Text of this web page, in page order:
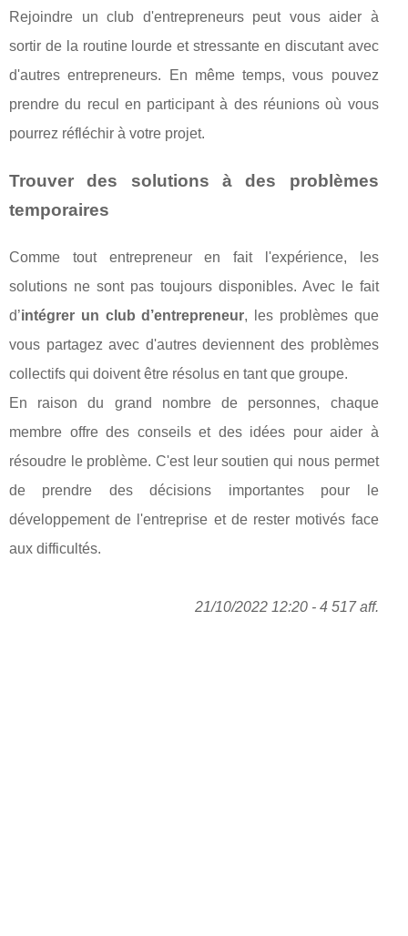
Rejoindre un club d'entrepreneurs peut vous aider à
sortir de la routine lourde et stressante en discutant avec
d'autres entrepreneurs. En même temps, vous pouvez
prendre du recul en participant à des réunions où vous
pourrez réfléchir à votre projet.
Trouver des solutions à des problèmes
temporaires
Comme tout entrepreneur en fait l'expérience, les
solutions ne sont pas toujours disponibles. Avec le fait
d’intégrer un club d’entrepreneur, les problèmes que
vous partagez avec d'autres deviennent des problèmes
collectifs qui doivent être résolus en tant que groupe.
En raison du grand nombre de personnes, chaque
membre offre des conseils et des idées pour aider à
résoudre le problème. C'est leur soutien qui nous permet
de prendre des décisions importantes pour le
développement de l'entreprise et de rester motivés face
aux difficultés.
21/10/2022 12:20 - 4 517 aff.